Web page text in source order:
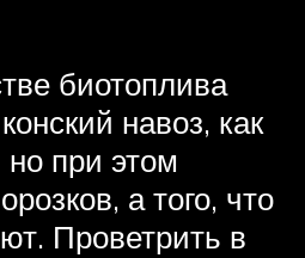
биотоплива
навоз, как
при этом
а того, что
Проветрить в